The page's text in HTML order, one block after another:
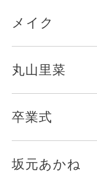
メイク
丸山里菜
卒業式
坂元あかね